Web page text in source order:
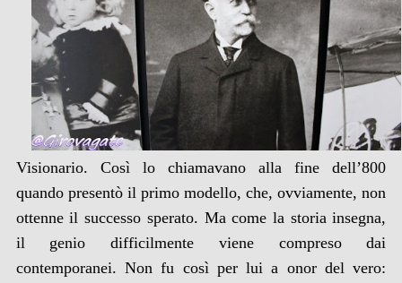
Visionario. Così lo chiamavano alla fine dell’800
quando presentò il primo modello, che, ovviamente, non
ottenne il successo sperato. Ma come la storia insegna,
il genio difficilmente viene compreso dai
contemporanei. Non fu così per lui a onor del vero: